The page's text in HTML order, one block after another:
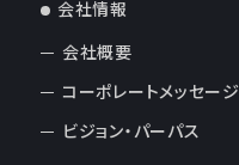
会社情報
会社概要
コーポレートメッセージ
ビジョン・パーパス